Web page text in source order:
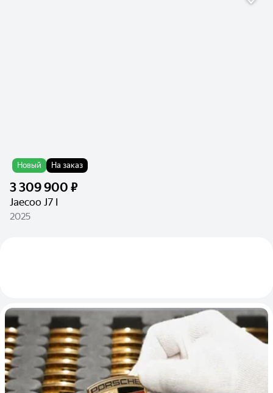
Новый На заказ
3 309 900 ₽
Jaecoo J7 I
2025